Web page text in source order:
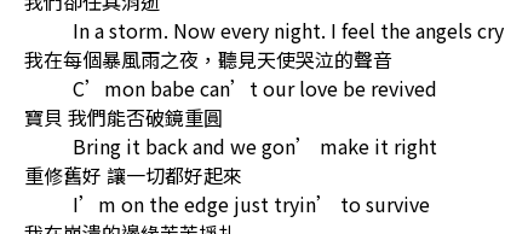
In a storm. Now every night. I feel the angels cry
我在每個暴風雨之夜，聽見天使哭泣的聲音
C’mon babe can’t our love be revived
寶貝 我們能否破鏡重圓
Bring it back and we gon’ make it right
重修舊好 讓一切都好起來
I’m on the edge just tryin’ to survive